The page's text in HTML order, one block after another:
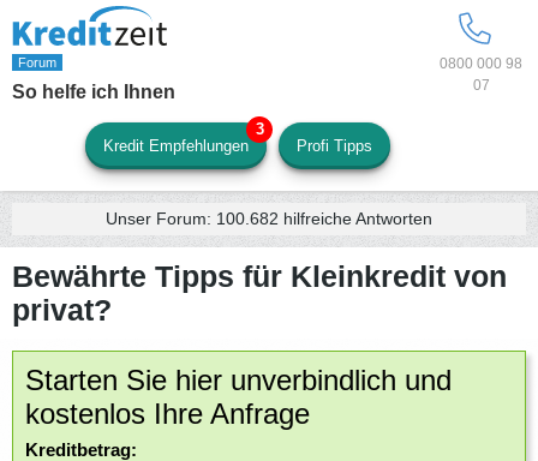
0800 000 98
07
So helfe ich Ihnen
Kredit Empfehlungen Profi Tipps
Unser Forum: 100.682 hilfreiche Antworten
Bewährte Tipps für Kleinkredit von
privat?
Starten Sie hier unverbindlich und
kostenlos Ihre Anfrage
Kreditbetrag: